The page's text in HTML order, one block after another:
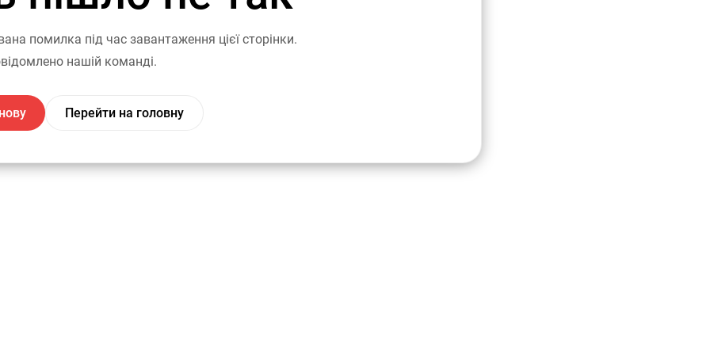
помилка під час завантаження цієї сторінки.
нашій команді.
Перейти на головну